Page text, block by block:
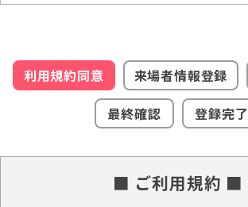
利用規約同意 来場者情報登録
最終確認
登録完了
■ ご利用規約 ■